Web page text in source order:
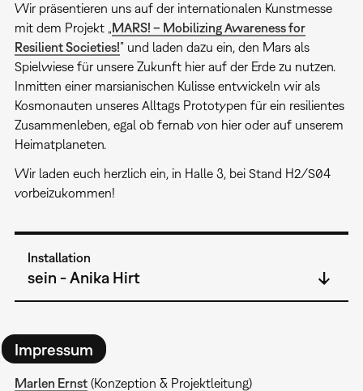
Wir präsentieren uns auf der internationalen Kunstmesse
mit dem Projekt „MARS! – Mobilizing Awareness for
Resilient Societies!” und laden dazu ein, den Mars als
Spielwiese für unsere Zukunft hier auf der Erde zu nutzen.
Inmitten einer marsianischen Kulisse entwickeln wir als
Kosmonauten unseres Alltags Prototypen für ein resilientes
Zusammenleben, egal ob fernab von hier oder auf unserem
Heimatplaneten.
Wir laden euch herzlich ein, in Halle 3, bei Stand H2/S04
vorbeizukommen!
Installation
sein - Anika Hirt
Impressum
Marlen Ernst(Konzeption & Projektleitung)